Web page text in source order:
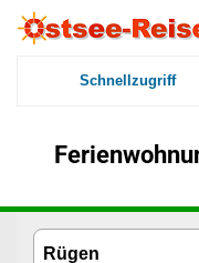
Schnellzugriff